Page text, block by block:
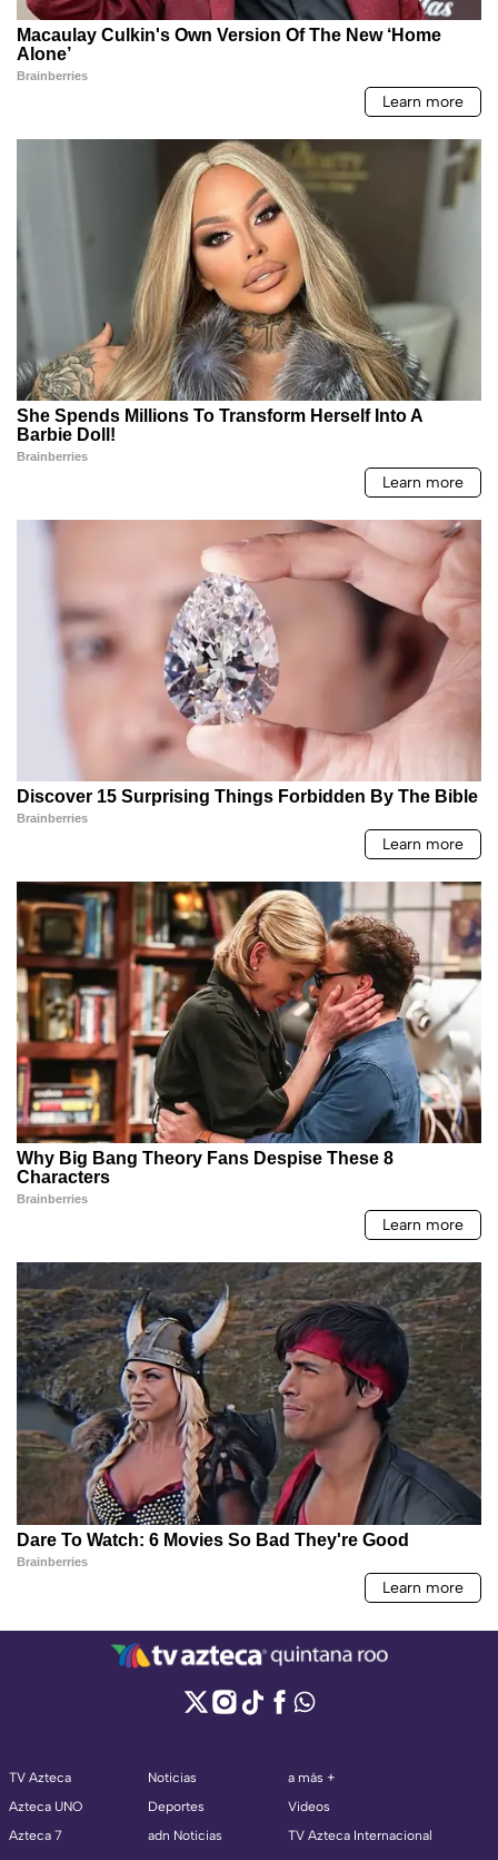
TV Azteca
Azteca UNO
Azteca 7
Noticias
Deportes
adn Noticias
a más +
Videos
TV Azteca Internacional